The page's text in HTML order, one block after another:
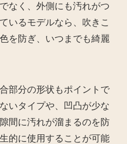
なく、外側にも汚れがつ
いるモデルなら、吹きこ
を防ぎ、いつまでも綺麗
部分の形状もポイントで
いタイプや、凹凸が少な
間に汚れが溜まるのを防
的に使用することが可能